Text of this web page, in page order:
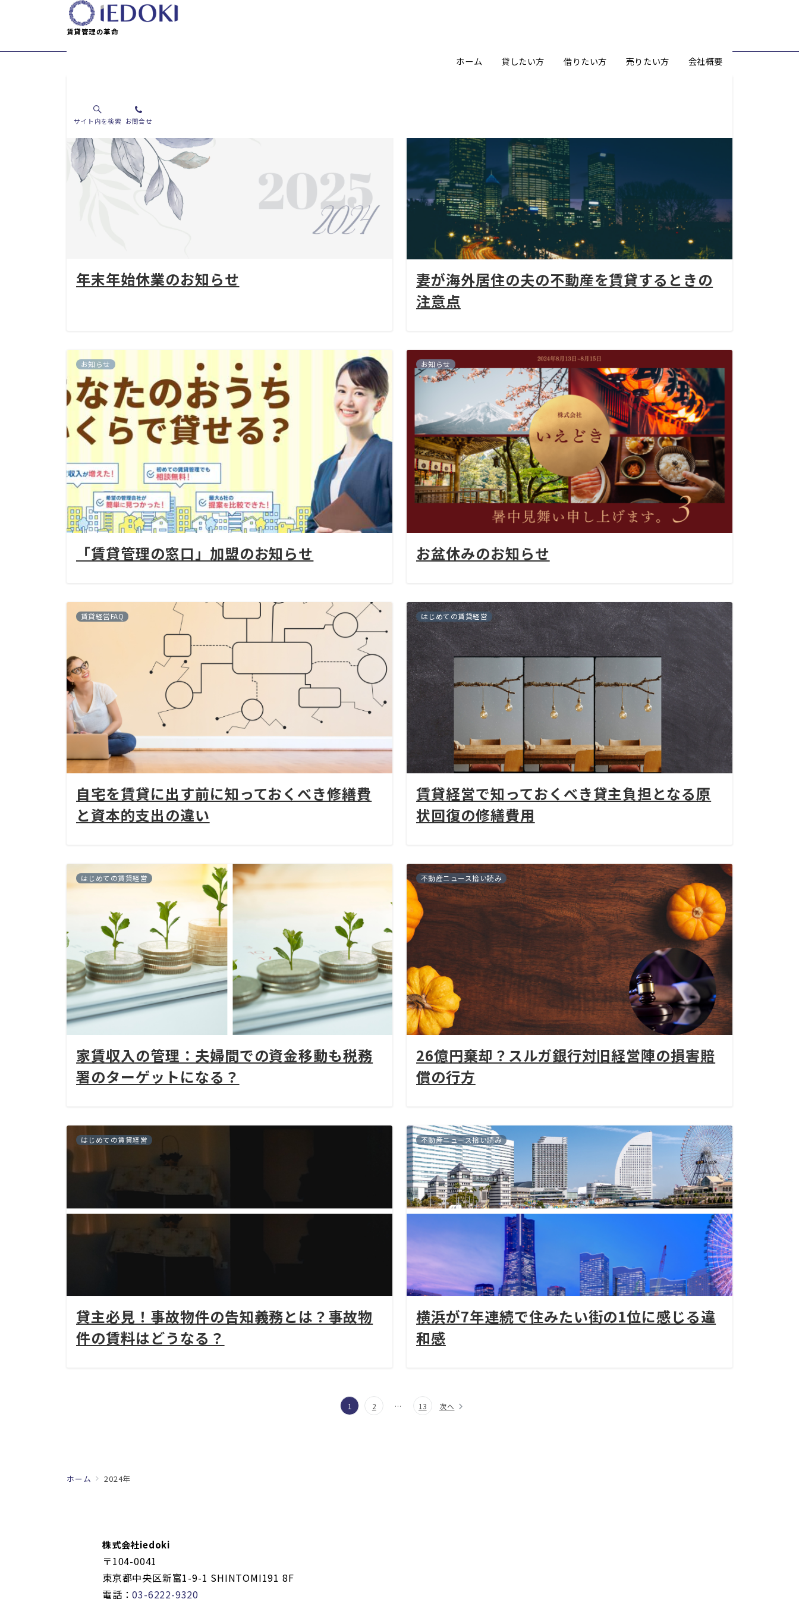
賃貸管理の革命
ホーム 貸したい方 借りたい方 売りたい方 会社概要
サイト内を検索 お問合せ
年末年始休業のお知らせ
妻が海外居住の夫の不動産を賃貸するときの
注意点
お知らせ
「賃貸管理の窓口」加盟のお知らせ
お知らせ
お盆休みのお知らせ
賃貸経営FAQ
自宅を賃貸に出す前に知っておくべき修繕費
と資本的支出の違い
はじめての賃貸経営
賃貸経営で知っておくべき貸主負担となる原
状回復の修繕費用
はじめての賃貸経営
家賃収入の管理：夫婦間での資金移動も税務
署のターゲットになる？
不動産ニュース拾い読み
26億円棄却？スルガ銀行対旧経営陣の損害賠
償の行方
はじめての賃貸経営
貸主必見！事故物件の告知義務とは？事故物
件の賃料はどうなる？
不動産ニュース拾い読み
横浜が7年連続で住みたい街の1位に感じる違
和感
ペ
1 2 … 13 次へ
ホーム 2024年
株式会社iedoki
〒104-0041
東京都中央区新富1-9-1 SHINTOMI191 8F
電話：03-6222-9320